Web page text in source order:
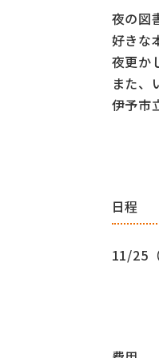
夜の図
好きな
夜更か
また、
伊予市
日程
11/25